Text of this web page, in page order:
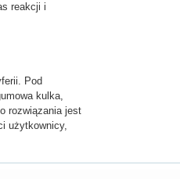
reakcji i
Pod
kulka,
rozwiązania jest
użytkownicy,